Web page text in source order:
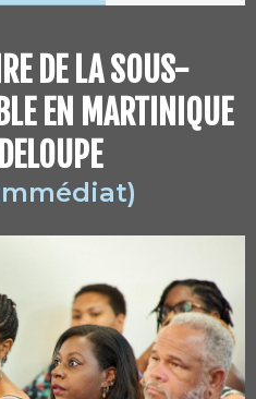
DE LA SOUS-
EN MARTINIQUE